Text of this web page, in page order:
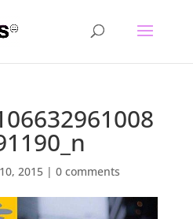
2015| 0 comments